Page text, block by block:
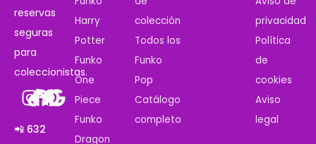
reservas
seguras
para
coleccionistas.
📲 632
Harry
Potter
Funko
One
Piece
Funko
Dragon
colección
Todos los
Funko
Pop
Catálogo
completo
privacidad
Política
de
cookies
Aviso
legal